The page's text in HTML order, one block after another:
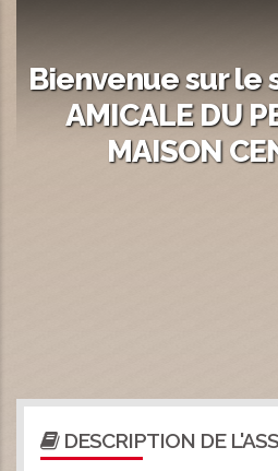
Bienvenue sur le
AMICALE DU
MAISON
DESCRIPTION DE